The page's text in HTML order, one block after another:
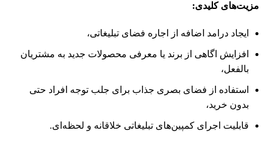
مزیت‌های کلیدی:
ایجاد درامد اضافه از اجاره فضای تبلیغاتی،
افزایش اگاهی از برند یا معرفی محصولات جدید به مشتریان
بالفعل،
استفاده از فضای بصری جذاب برای جلب توجه افراد حتی
بدون خرید،
قابلیت اجرای کمپین‌های تبلیغاتی خلاقانه و لحظه‌ای.